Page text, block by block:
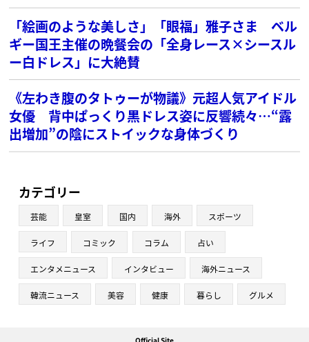
「絵画のような美しさ」「眼福」雅子さま ベル
ギー国王主催の晩餐会の「全身レース×シースル
ー白ドレス」に大絶賛
《左わき腹のタトゥーが物議》元超人気アイドル
女優 背中ぱっくり黒ドレス姿に反響続々…“露
出増加”の陰にストイックな身体づくり
カテゴリー
芸能 皇室 国内 海外 スポーツ
ライフ コミック コラム 占い
エンタメニュース インタビュー 海外ニュース
韓流ニュース 美容 健康 暮らし グルメ